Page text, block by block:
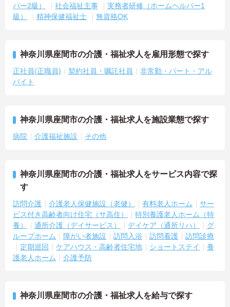
パー2級）
社会福祉主事
実務者研修（ホームヘルパー1
級）
精神保健福祉士 無資格OK
神奈川県座間市の介護・福祉求人を雇用形態で探す
正社員(正職員) 契約社員・嘱託社員
非常勤・パート・アル
バイト
神奈川県座間市の介護・福祉求人を施設業態で探す
病院 介護福祉施設 その他
神奈川県座間市の介護・福祉求人をサービス内容で探
す
訪問介護 介護老人保健施設（老健） 有料老人ホーム
サー
ビス付き高齢者向け住宅（サ高住）
特別養護老人ホーム（特
養）
通所介護（デイサービス） デイケア（通所リハ）
グ
ループホーム
障がい者施設 訪問入浴 訪問看護
訪問診療
定期巡回
ケアハウス・高齢者住宅地 ショートステイ
養
護老人ホーム
介護予防
神奈川県座間市の介護・福祉求人を給与で探す